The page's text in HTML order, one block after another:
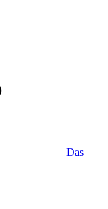
Das